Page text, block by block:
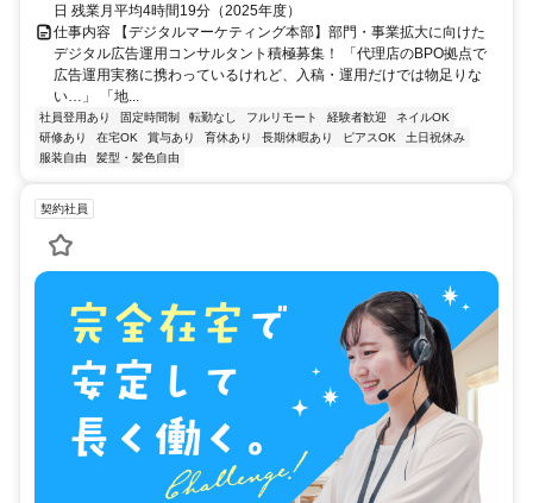
日 残業月平均4時間19分（2025年度）
仕事内容 【デジタルマーケティング本部】部門・事業拡大に向けた
デジタル広告運用コンサルタント積極募集！ 「代理店のBPO拠点で
広告運用実務に携わっているけれど、入稿・運用だけでは物足りな
い…」 「地...
社員登用あり 固定時間制 転勤なし フルリモート 経験者歓迎
ネイルOK
研修あり
在宅OK 賞与あり 育休あり 長期休暇あり ピアスOK
土日祝休み
服装自由
髪型・髪色自由
契約社員